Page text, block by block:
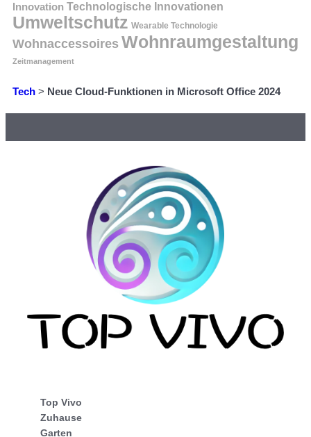
Innovation Technologische Innovationen
Umweltschutz Wearable Technologie
Wohnaccessoires Wohnraumgestaltung
Zeitmanagement
Tech > Neue Cloud-Funktionen in Microsoft Office 2024
Top Vivo
Zuhause
Garten